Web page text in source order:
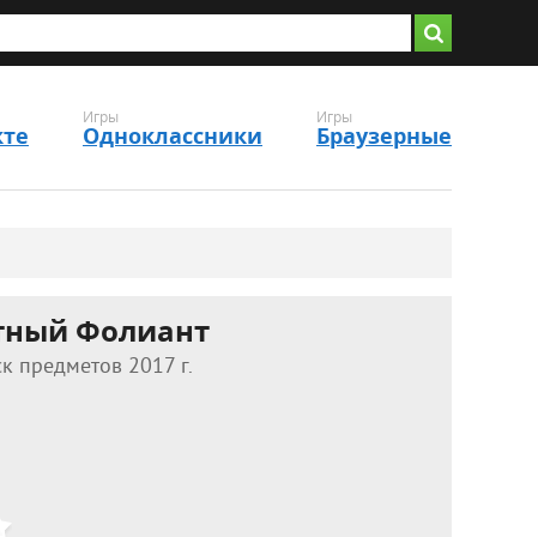
Игры
Одноклассники
Игры
Браузерные
Фолиант
предметов 2017 г.